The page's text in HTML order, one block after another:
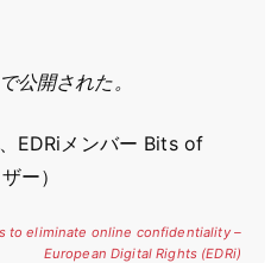
で公開された。
、EDRiメンバー Bits of
ー）
to eliminate online confidentiality –
European Digital Rights (EDRi)